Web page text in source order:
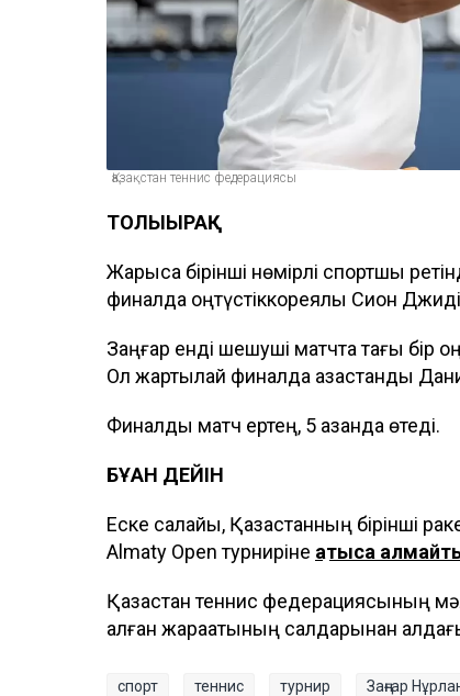
Қазақстан теннис федерациясы
ТОЛЫҒЫРАҚ
Жарысқа бірінші нөмірлі спортшы
финалда оңтүстіккореялық Сион
Заңғар енді шешуші матчта тағы бір
Ол жартылай финалда қазақстандық
Финалдық матч ертең, 5 қазанда өтеді.
БҰҒАН ДЕЙІН
Еске салайық, Қазақстанның бірінші
Almaty Open турниріне қатыса
Қазақстан теннис федерациясының
алған жарақатының салдарынан
спорт теннис турнир Заңғар